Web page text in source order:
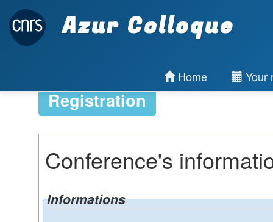
Azur Colloque
Home Your
Registration
Conference's
Informations